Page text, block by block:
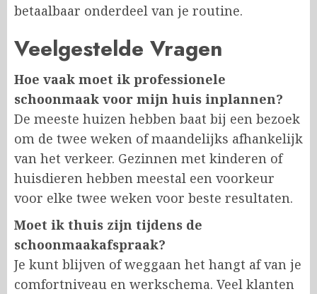
betaalbaar onderdeel van je routine.
Veelgestelde Vragen
Hoe vaak moet ik professionele
schoonmaak voor mijn huis inplannen?
De meeste huizen hebben baat bij een bezoek
om de twee weken of maandelijks afhankelijk
van het verkeer. Gezinnen met kinderen of
huisdieren hebben meestal een voorkeur
voor elke twee weken voor beste resultaten.
Moet ik thuis zijn tijdens de
schoonmaakafspraak?
Je kunt blijven of weggaan het hangt af van je
comfortniveau en werkschema. Veel klanten